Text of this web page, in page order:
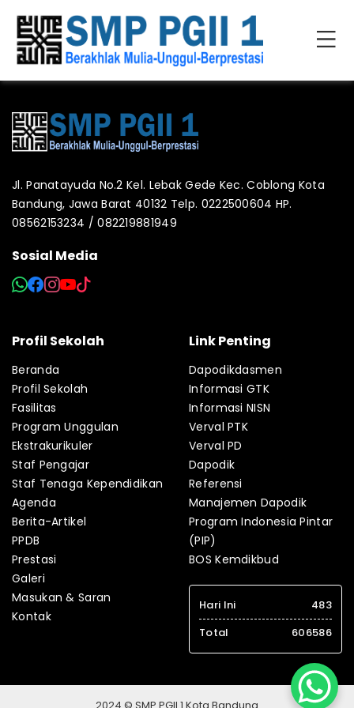
Jl. Panatayuda No.2 Kel. Lebak Gede Kec. Coblong Kota
Bandung, Jawa Barat 40132 Telp. 0222500604 HP.
08562153234 / 082219881949
Sosial Media
Profil Sekolah
Beranda
Profil Sekolah
Fasilitas
Program Unggulan
Ekstrakurikuler
Staf Pengajar
Staf Tenaga Kependidikan
Agenda
Berita-Artikel
PPDB
Prestasi
Galeri
Masukan & Saran
Kontak
Link Penting
Dapodikdasmen
Informasi GTK
Informasi NISN
Verval PTK
Verval PD
Dapodik
Referensi
Manajemen Dapodik
Program Indonesia Pintar
(PIP)
BOS Kemdikbud
Hari Ini
483
Total
606586